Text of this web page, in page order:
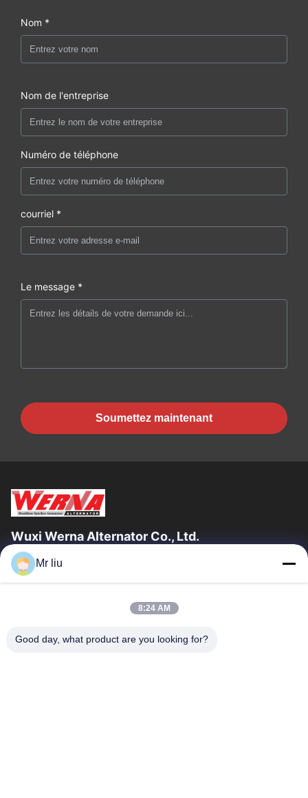
Nom *
Nom de l'entreprise
Numéro de téléphone
courriel *
Le message *
Soumettez maintenant
Wuxi Werna Alternator Co., Ltd.
Liens Rapides
À Propos De Nous
Visite De L'usine
Contrôle De La Qualité
Mr liu
8:24 AM
Good day, what product are you looking for?